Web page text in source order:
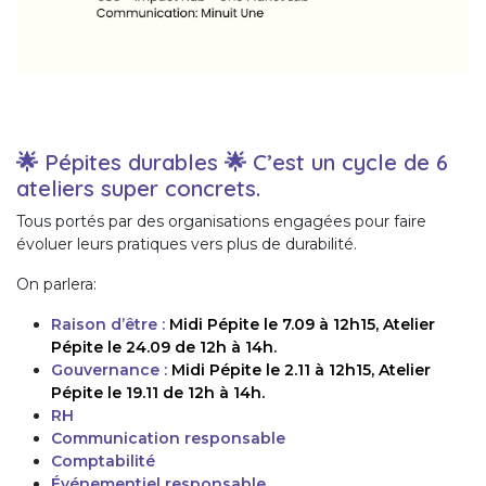
🌟 Pépites durables 🌟 C’est un cycle de 6
ateliers super concrets.
Tous portés par des organisations engagées pour faire
évoluer leurs pratiques vers plus de durabilité.
On parlera:
Raison d’être : Midi Pépite le 7.09 à 12h15, Atelier
Pépite le 24.09 de 12h à 14h.
Gouvernance : Midi Pépite le 2.11 à 12h15, Atelier
Pépite le 19.11 de 12h à 14h.
RH
Communication responsable
Comptabilité